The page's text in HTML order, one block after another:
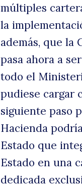
múltiples
la
además, que la
pasa ahora a
todo el
pudiese cargar
siguiente paso
Hacienda
Estado que
Estado en una
dedicada